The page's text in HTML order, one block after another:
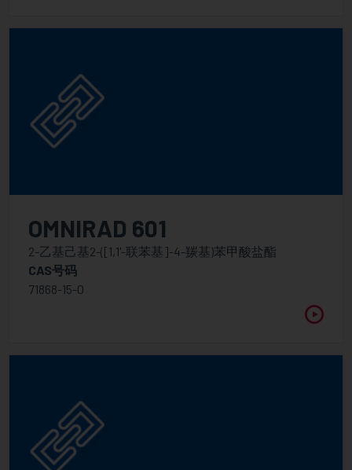
OMNIRAD 601
2-乙基己基2-([1,1'-联苯基]-4-羰基)苯甲酸盐酯
CAS号码
71868-15-0